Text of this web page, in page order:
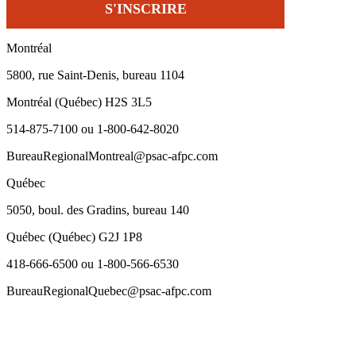
Montréal
5800, rue Saint-Denis, bureau 1104
Montréal (Québec) H2S 3L5
514-875-7100 ou 1-800-642-8020
BureauRegionalMontreal@psac-afpc.com
Québec
5050, boul. des Gradins, bureau 140
Québec (Québec) G2J 1P8
418-666-6500 ou 1-800-566-6530
BureauRegionalQuebec@psac-afpc.com